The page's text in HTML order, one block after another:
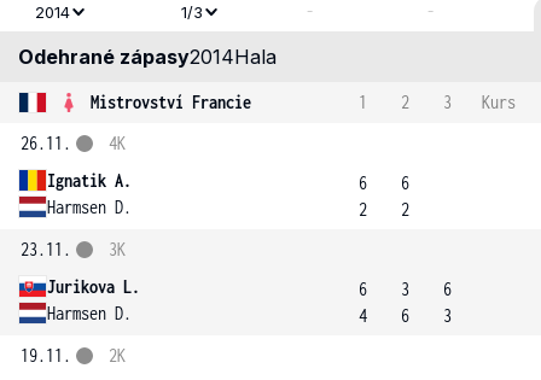
2014 1/3 - -
Odehrané zápasy2014Hala
Mistrovství Francie 1 2 3
Kurs
26.11.
Ignatik A.
Harmsen D.
4K
6
2
6
2
23.11.
Jurikova L.
Harmsen D.
3K
6
4
3
6
6
3
19.11.
2K